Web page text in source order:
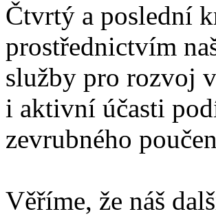
Čtvrtý a poslední
prostřednictvím
služby pro rozvoj
i aktivní účasti
zevrubného
Věříme, že náš